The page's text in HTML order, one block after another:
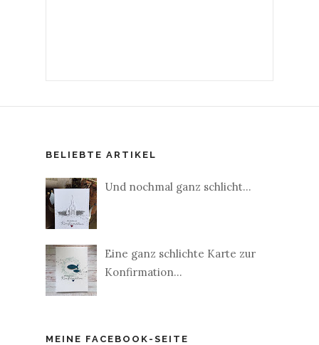
BELIEBTE ARTIKEL
Und nochmal ganz schlicht...
Eine ganz schlichte Karte zur
Konfirmation...
MEINE FACEBOOK-SEITE